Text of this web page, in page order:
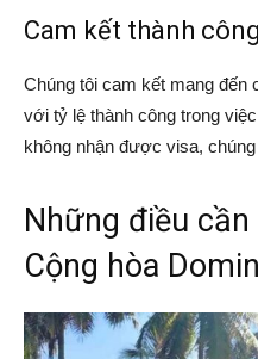
Cam kết thành công
Chúng tôi cam kết mang đến
với tỷ lệ thành công trong
không nhận được visa,
Những điều
Cộng hòa